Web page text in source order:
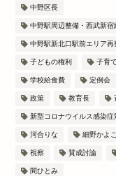
討論・議会報告
中野区長
中野駅周辺整備・西武新
中野駅新北口駅前エリア再
子どもの権利 子育
学校給食費 定例会
政策 教育長
新型コロナウイルス感染症
河合りな 細野かよこ
視察 賛成討論
間ひとみ